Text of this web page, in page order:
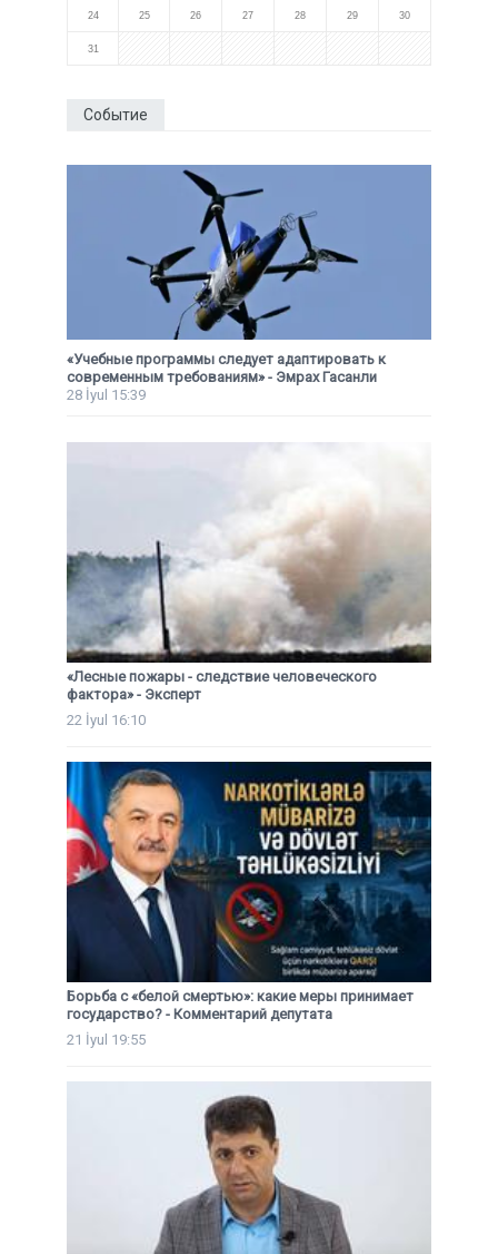
24 25 26 27 28 29 30
31
Событие
«Учебные программы следует адаптировать к
современным требованиям» - Эмрах Гасанли
28 İyul 15:39
«Лесные пожары - следствие человеческого
фактора» - Эксперт
22 İyul 16:10
Борьба с «белой смертью»: какие меры принимает
государство? - Комментарий депутата
21 İyul 19:55